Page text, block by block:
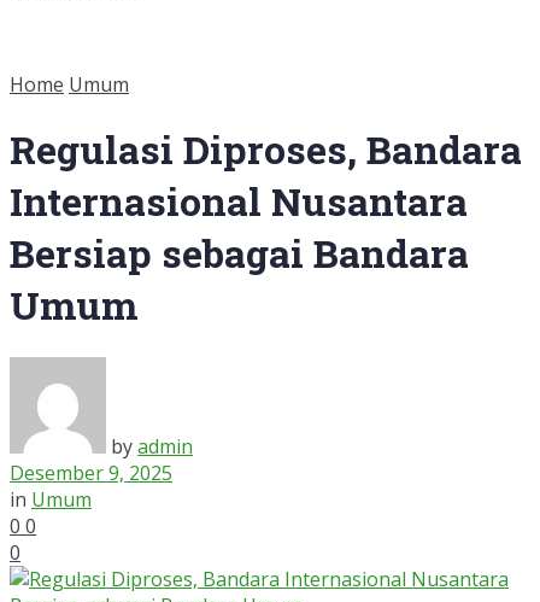
Home Umum
Regulasi Diproses, Bandara
Internasional Nusantara
Bersiap sebagai Bandara
Umum
byadmin
Desember 9, 2025
in Umum
0 0
0